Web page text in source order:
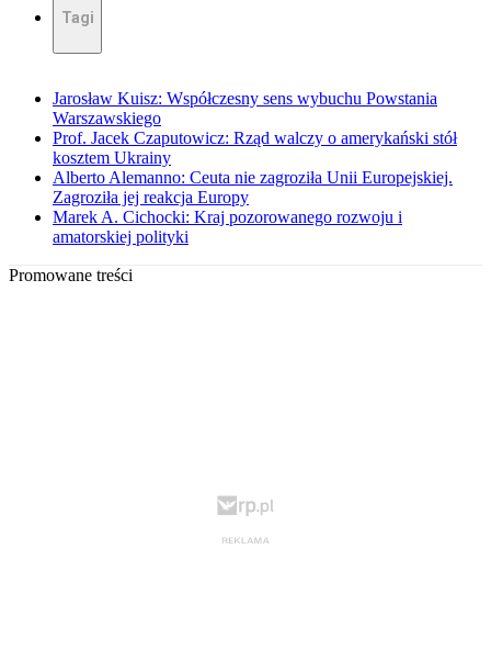
Tagi
Jarosław Kuisz: Współczesny sens wybuchu Powstania
Warszawskiego
Prof. Jacek Czaputowicz: Rząd walczy o amerykański stół
kosztem Ukrainy
Alberto Alemanno: Ceuta nie zagroziła Unii Europejskiej.
Zagroziła jej reakcja Europy
Marek A. Cichocki: Kraj pozorowanego rozwoju i
amatorskiej polityki
Promowane treści